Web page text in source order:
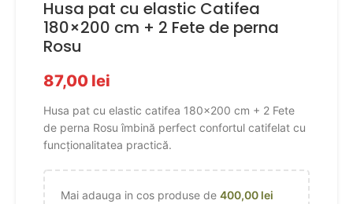
Husa pat cu elastic Catifea
180×200 cm + 2 Fete de perna
Rosu
87,00 lei
Husa pat cu elastic catifea 180×200 cm + 2 Fete
de perna Rosu îmbină perfect confortul catifelat cu
funcționalitatea practică.
Mai adauga in cos produse de 400,00 lei